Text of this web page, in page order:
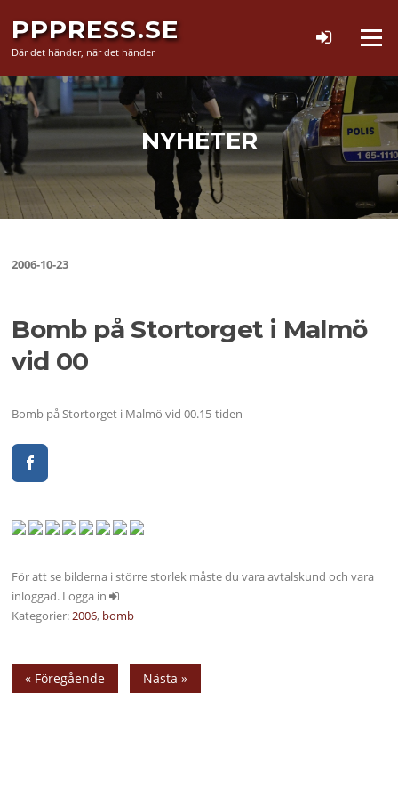
innehåll
PPPRESS.SE
Där det händer, när det händer
Meny
NYHETER
2006-10-23
Bomb på Stortorget i Malmö
vid 00
Bomb på Stortorget i Malmö vid 00.15-tiden
För att se bilderna i större storlek måste du vara avtalskund och vara
inloggad. Logga in
Kategorier:2006, bomb
« Föregående Nästa »